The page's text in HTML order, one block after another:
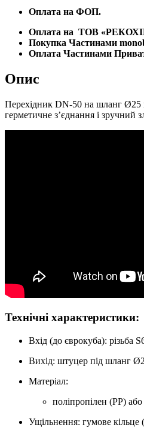
Оплата на ФОП.
Оплата на ТОВ
Покупка Частинами
Оплата Частинами
Опис
Перехідник DN-50 на шланг Ø25
герметичне з’єднання і зручний
Технічні характеристики:
Вхід (до єврокуба): різьба
Вихід: штуцер під шланг
Матеріал:
поліпропілен (PP)
Ущільнення: гумове